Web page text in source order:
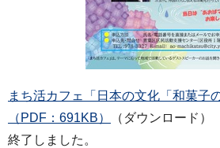
まち活カフェ「日本の文化「和菓子
（PDF：691KB）
（ダウンロード）
終了しました。